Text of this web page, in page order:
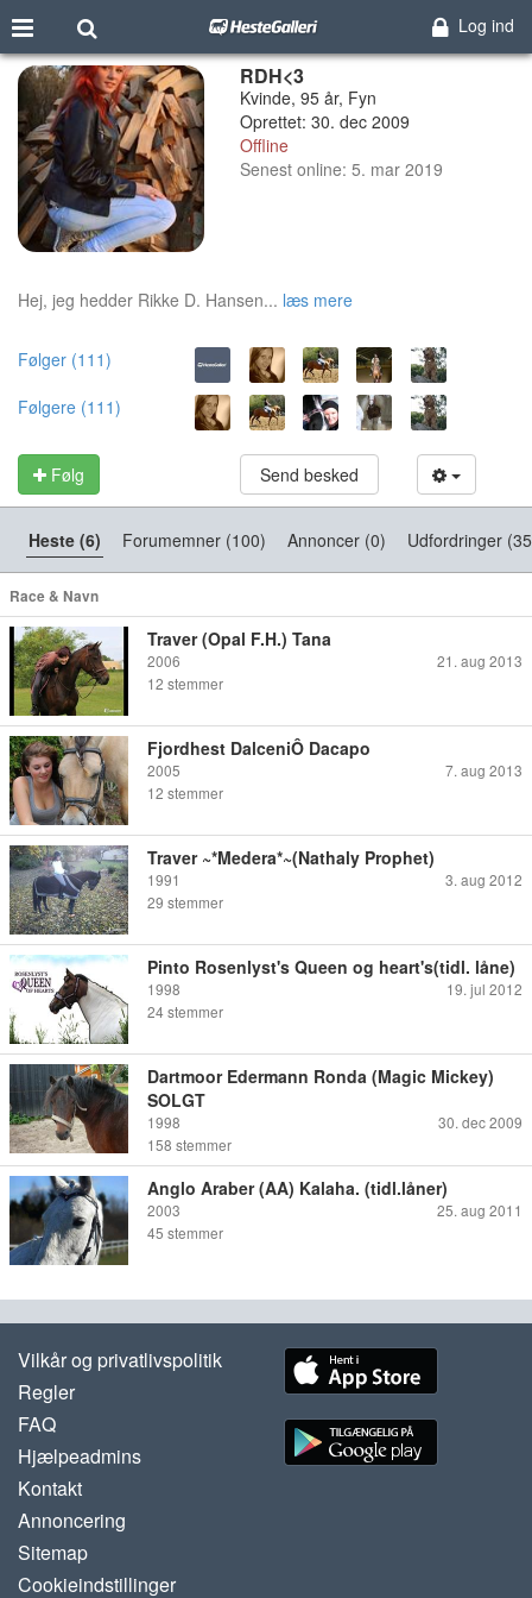
Log ind
RDH<3
Kvinde, 95 år, Fyn
Oprettet: 30. dec 2009
Offline
Senest online: 5. mar 2019
Hej, jeg hedder Rikke D. Hansen... læs mere
Følger (111)
Følgere (111)
Følg Send besked
Heste (6) Forumemner (100) Annoncer (0) Udfordringer
Race & Navn
Traver (Opal F.H.) Tana
2006
21. aug 2013
12 stemmer
Fjordhest DalceniÔ Dacapo
2005
7. aug 2013
12 stemmer
Traver ~*Medera*~(Nathaly Prophet)
1991
3. aug 2012
29 stemmer
Pinto Rosenlyst's Queen og heart's(tidl. låne)
1998
19. jul 2012
24 stemmer
Dartmoor Edermann Ronda (Magic Mickey)
SOLGT
1998
30. dec 2009
158 stemmer
Anglo Araber (AA) Kalaha. (tidl.låner)
2003
25. aug 2011
45 stemmer
Vilkår og privatlivspolitik
Regler
FAQ
Hjælpeadmins
Kontakt
Annoncering
Sitemap
Cookieindstillinger